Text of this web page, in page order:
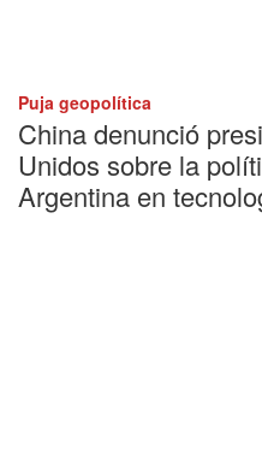
Puja geopolítica
China denunció
Unidos sobre la
Argentina en